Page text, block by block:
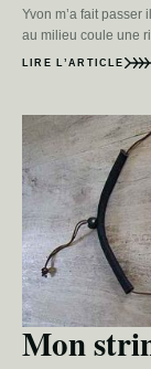
Yvon m’a fait passer
au milieu coule une
LIRE L’ARTICLE
Mon